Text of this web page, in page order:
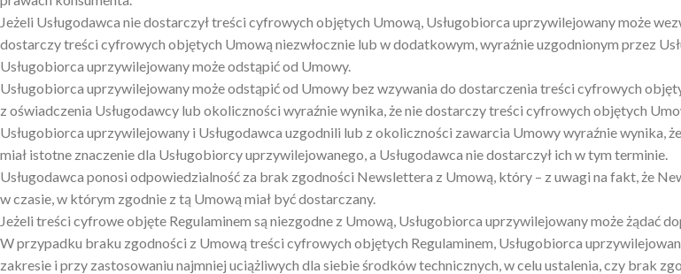
Jeżeli Usługodawca nie dostarczył treści cyfrowych objętych Umową, Usługobiorca uprzywilejowany może
dostarczy treści cyfrowych objętych Umową niezwłocznie lub w dodatkowym, wyraźnie uzgodnionym przez
Usługobiorca uprzywilejowany może odstąpić od Umowy.
Usługobiorca uprzywilejowany może odstąpić od Umowy bez wzywania do dostarczenia treści cyfrowych
z oświadczenia Usługodawcy lub okoliczności wyraźnie wynika, że nie dostarczy treści cyfrowych objętych
Usługobiorca uprzywilejowany i Usługodawca uzgodnili lub z okoliczności zawarcia Umowy wyraźnie
miał istotne znaczenie dla Usługobiorcy uprzywilejowanego, a Usługodawca nie dostarczył ich w tym terminie.
Usługodawca ponosi odpowiedzialność za brak zgodności Newslettera z Umową, który – z uwagi na fakt, że
w czasie, w którym zgodnie z tą Umową miał być dostarczany.
Jeżeli treści cyfrowe objęte Regulaminem są niezgodne z Umową, Usługobiorca uprzywilejowany może żądać
W przypadku braku zgodności z Umową treści cyfrowych objętych Regulaminem, Usługobiorca
zakresie i przy zastosowaniu najmniej uciążliwych dla siebie środków technicznych, w celu ustalenia, czy brak